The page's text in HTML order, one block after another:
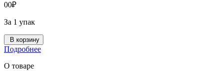
00₽
За 1 упак
В корзину
Подробнее
О товаре